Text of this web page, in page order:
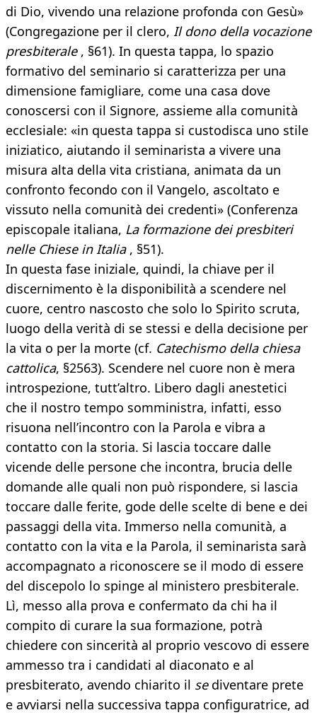
di Dio, vivendo una relazione profonda con Gesù»
(Congregazione per il clero, Il dono della vocazione
presbiterale, §61). In questa tappa, lo spazio
formativo del seminario si caratterizza per una
dimensione famigliare, come una casa dove
conoscersi con il Signore, assieme alla comunità
ecclesiale: «in questa tappa si custodisca uno stile
iniziatico, aiutando il seminarista a vivere una
misura alta della vita cristiana, animata da un
confronto fecondo con il Vangelo, ascoltato e
vissuto nella comunità dei credenti» (Conferenza
episcopale italiana, La formazione dei presbiteri
nelle Chiese in Italia, §51).
In questa fase iniziale, quindi, la chiave per il
discernimento è la disponibilità a scendere nel
cuore, centro nascosto che solo lo Spirito scruta,
luogo della verità di se stessi e della decisione per
la vita o per la morte (cf. Catechismo della chiesa
cattolica, §2563). Scendere nel cuore non è mera
introspezione, tutt’altro. Libero dagli anestetici
che il nostro tempo somministra, infatti, esso
risuona nell’incontro con la Parola e vibra a
contatto con la storia. Si lascia toccare dalle
vicende delle persone che incontra, brucia delle
domande alle quali non può rispondere, si lascia
toccare dalle ferite, gode delle scelte di bene e dei
passaggi della vita. Immerso nella comunità, a
contatto con la vita e la Parola, il seminarista sarà
accompagnato a riconoscere se il modo di essere
del discepolo lo spinge al ministero presbiterale.
Lì, messo alla prova e confermato da chi ha il
compito di curare la sua formazione, potrà
chiedere con sincerità al proprio vescovo di essere
ammesso tra i candidati al diaconato e al
presbiterato, avendo chiarito il sediventare prete
e avviarsi nella successiva tappa configuratrice, ad